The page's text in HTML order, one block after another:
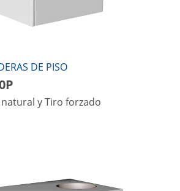
DE PISO
y Tiro forzado